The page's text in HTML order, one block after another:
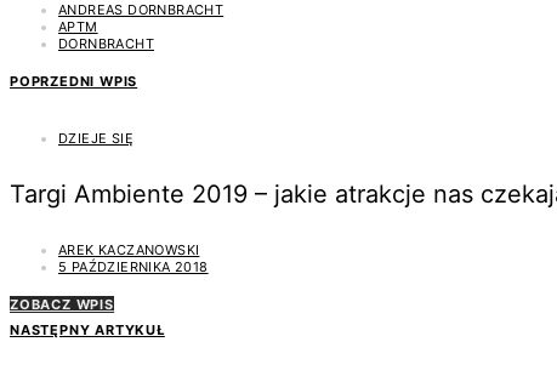
ANDREAS DORNBRACHT
APTM
DORNBRACHT
POPRZEDNI WPIS
DZIEJE SIĘ
Targi Ambiente 2019 – jakie atrakcje nas
AREK KACZANOWSKI
5 PAŹDZIERNIKA 2018
ZOBACZ WPIS
NASTĘPNY ARTYKUŁ